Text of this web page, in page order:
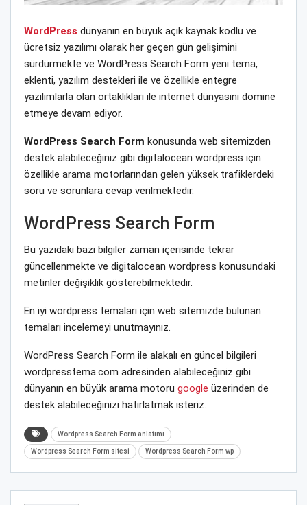
WordPress dünyanın en büyük açık kaynak kodlu ve
ücretsiz yazılımı olarak her geçen gün gelişimini
sürdürmekte ve WordPress Search Form yeni tema,
eklenti, yazılım destekleri ile ve özellikle entegre
yazılımlarla olan ortaklıkları ile internet dünyasını domine
etmeye devam ediyor.
WordPress Search Form konusunda web sitemizden
destek alabileceğiniz gibi digitalocean wordpress için
özellikle arama motorlarından gelen yüksek trafiklerdeki
soru ve sorunlara cevap verilmektedir.
WordPress Search Form
Bu yazıdaki bazı bilgiler zaman içerisinde tekrar
güncellenmekte ve digitalocean wordpress konusundaki
metinler değişiklik gösterebilmektedir.
En iyi wordpress temaları için web sitemizde bulunan
temaları incelemeyi unutmayınız.
WordPress Search Form ile alakalı en güncel bilgileri
wordpresstema.com adresinden alabileceğiniz gibi
dünyanın en büyük arama motoru google üzerinden de
destek alabileceğinizi hatırlatmak isteriz.
Wordpress Search Form anlatımı
Wordpress Search Form sitesi Wordpress Search Form wp